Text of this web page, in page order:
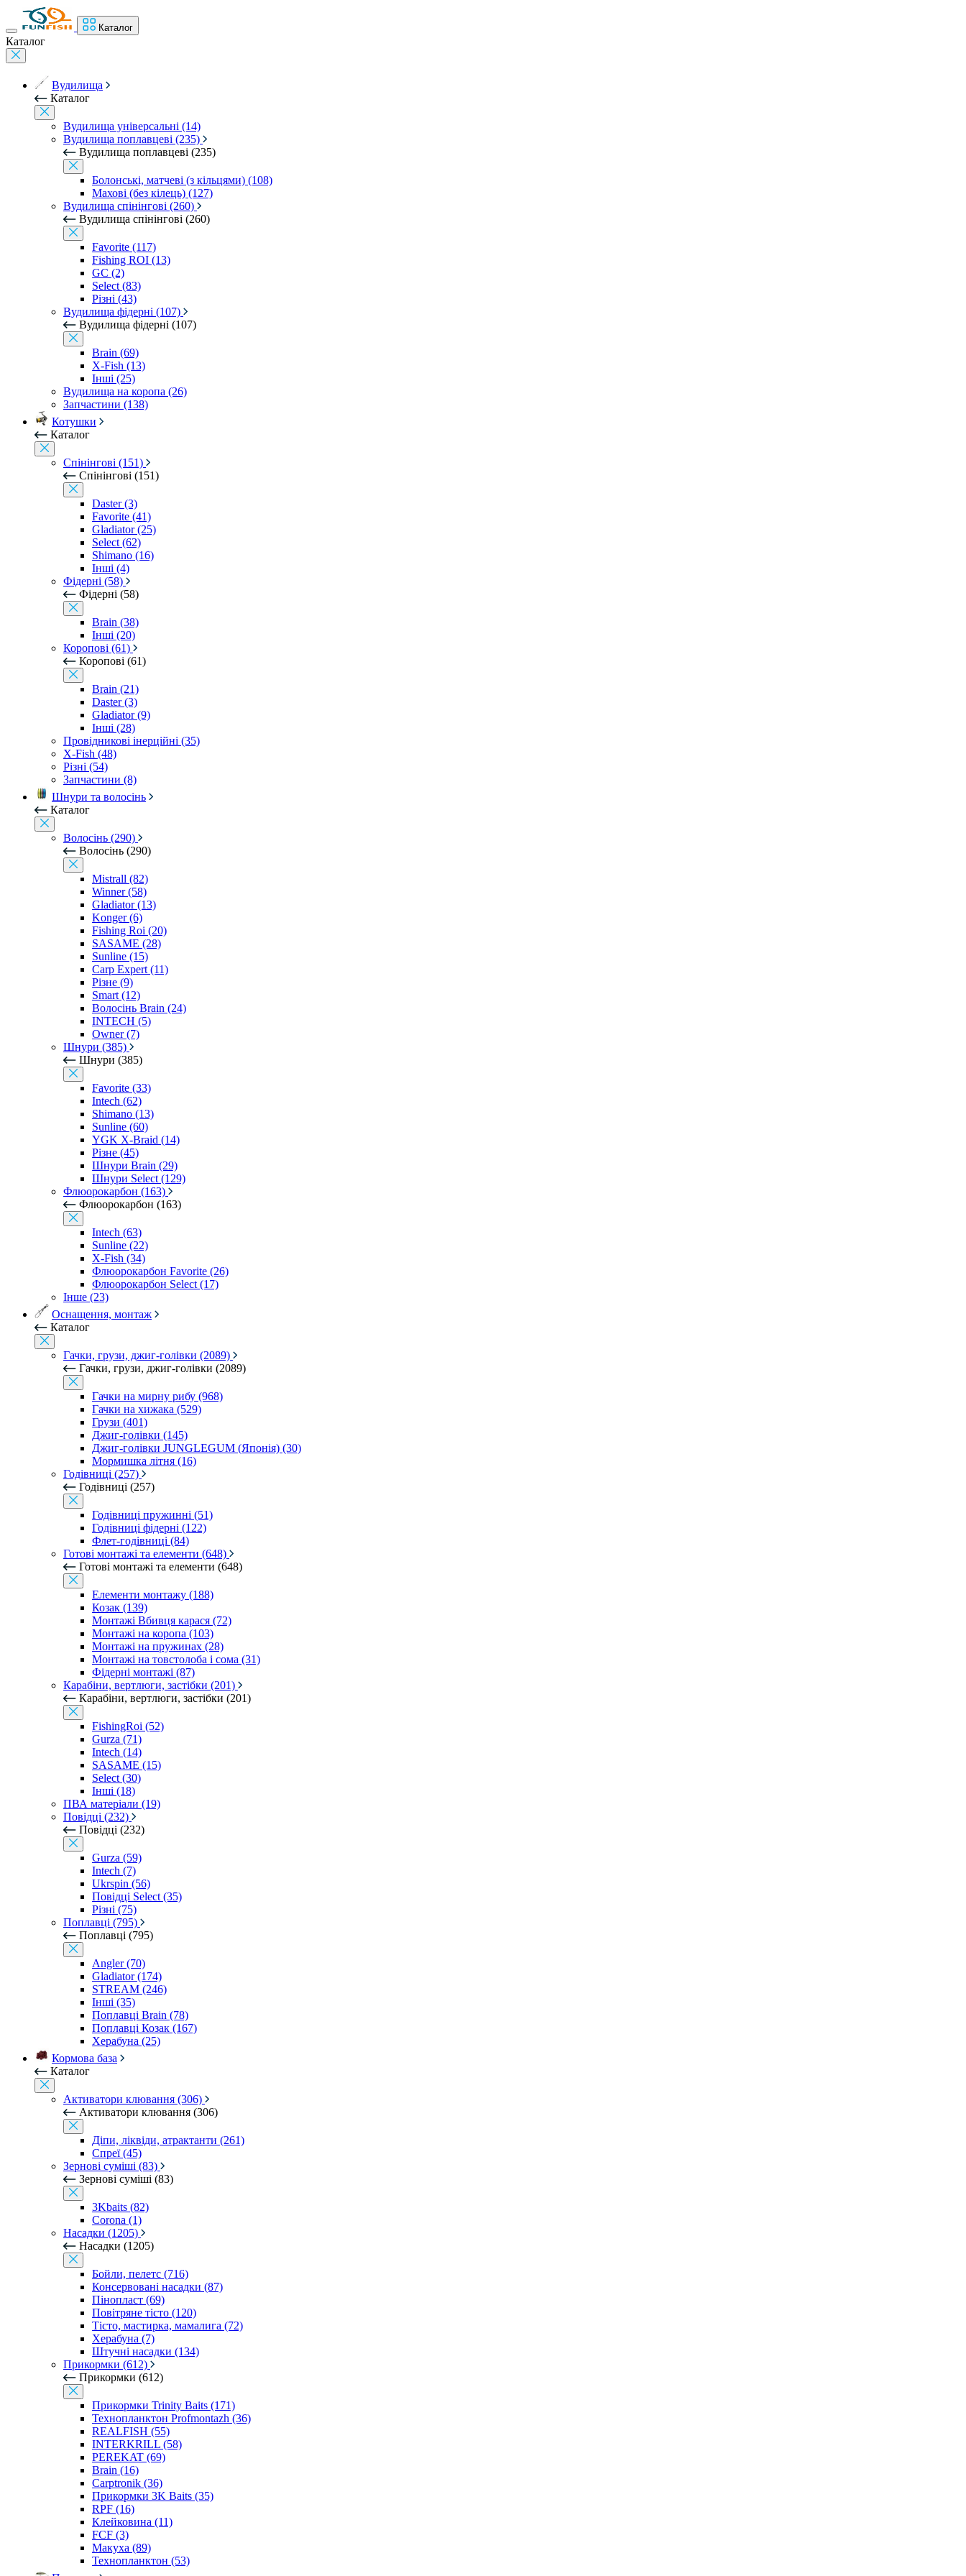
Каталог
Каталог
Вудилища
Каталог
Вудилища універсальні (14)
Вудилища поплавцеві (235)
Вудилища поплавцеві (235)
Болонські, матчеві (з кільцями) (108)
Махові (без кілець) (127)
Вудилища спінінгові (260)
Вудилища спінінгові (260)
Favorite (117)
Fishing ROI (13)
GC (2)
Select (83)
Різні (43)
Вудилища фідерні (107)
Вудилища фідерні (107)
Brain (69)
X-Fish (13)
Інші (25)
Вудилища на коропа (26)
Запчастини (138)
Котушки
Каталог
Спінінгові (151)
Спінінгові (151)
Daster (3)
Favorite (41)
Gladiator (25)
Select (62)
Shimano (16)
Інші (4)
Фідерні (58)
Фідерні (58)
Brain (38)
Інші (20)
Коропові (61)
Коропові (61)
Brain (21)
Daster (3)
Gladiator (9)
Інші (28)
Провідникові інерційні (35)
X-Fish (48)
Різні (54)
Запчастини (8)
Шнури та волосінь
Каталог
Волосінь (290)
Волосінь (290)
Mistrall (82)
Winner (58)
Gladiator (13)
Konger (6)
Fishing Roi (20)
SASAME (28)
Sunline (15)
Carp Expert (11)
Різне (9)
Smart (12)
Волосінь Brain (24)
INTECH (5)
Owner (7)
Шнури (385)
Шнури (385)
Favorite (33)
Intech (62)
Shimano (13)
Sunline (60)
YGK X-Braid (14)
Різне (45)
Шнури Brain (29)
Шнури Select (129)
Флюорокарбон (163)
Флюорокарбон (163)
Intech (63)
Sunline (22)
X-Fish (34)
Флюорокарбон Favorite (26)
Флюорокарбон Select (17)
Інше (23)
Оснащення, монтаж
Каталог
Гачки, грузи, джиг-голівки (2089)
Гачки, грузи, джиг-голівки (2089)
Гачки на мирну рибу (968)
Гачки на хижака (529)
Грузи (401)
Джиг-голівки (145)
Джиг-голівки JUNGLEGUM (Японія) (30)
Мормишка літня (16)
Годівниці (257)
Годівниці (257)
Годівниці пружинні (51)
Годівниці фідерні (122)
Флет-годівниці (84)
Готові монтажі та елементи (648)
Готові монтажі та елементи (648)
Елементи монтажу (188)
Козак (139)
Монтажі Вбивця карася (72)
Монтажі на коропа (103)
Монтажі на пружинах (28)
Монтажі на товстолоба і сома (31)
Фідерні монтажі (87)
Карабіни, вертлюги, застібки (201)
Карабіни, вертлюги, застібки (201)
FishingRoi (52)
Gurza (71)
Intech (14)
SASAME (15)
Select (30)
Інші (18)
ПВА матеріали (19)
Повідці (232)
Повідці (232)
Gurza (59)
Intech (7)
Ukrspin (56)
Повідці Select (35)
Різні (75)
Поплавці (795)
Поплавці (795)
Angler (70)
Gladiator (174)
STREAM (246)
Інші (35)
Поплавці Brain (78)
Поплавці Козак (167)
Херабуна (25)
Кормова база
Каталог
Активатори клювання (306)
Активатори клювання (306)
Діпи, ліквіди, атрактанти (261)
Спреї (45)
Зернові суміші (83)
Зернові суміші (83)
3Kbaits (82)
Corona (1)
Насадки (1205)
Насадки (1205)
Бойли, пелетс (716)
Консервовані насадки (87)
Пінопласт (69)
Повітряне тісто (120)
Тісто, мастирка, мамалига (72)
Херабуна (7)
Штучні насадки (134)
Прикормки (612)
Прикормки (612)
Прикормки Trinity Baits (171)
Технопланктон Profmontazh (36)
REALFISH (55)
INTERKRILL (58)
PEREKAT (69)
Brain (16)
Carptronik (36)
Прикормки 3K Baits (35)
RPF (16)
Клейковина (11)
FCF (3)
Макуха (89)
Технопланктон (53)